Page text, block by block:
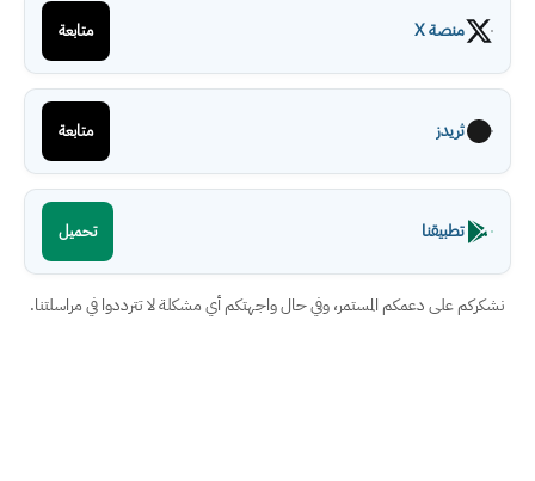
منصة X متابعة
ثريدز متابعة
تطبيقنا تحميل
نشكركم على دعمكم المستمر، وفي حال واجهتكم أي مشكلة لا تترددوا في مراسلتنا.